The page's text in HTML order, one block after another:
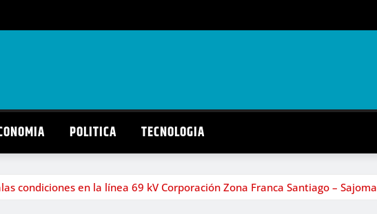
POLITICA TECNOLOGIA
condiciones en la línea 69 kV Corporación Zona Franca Santiago – Sajoma